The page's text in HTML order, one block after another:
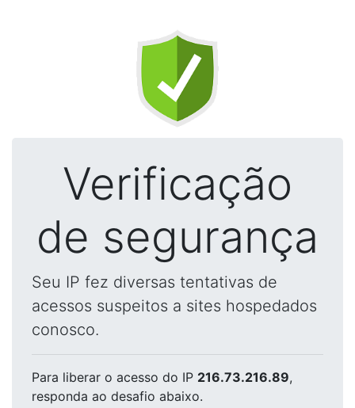
Verificação
de segurança
Seu IP fez diversas tentativas de
acessos suspeitos a sites hospedados
conosco.
Para liberar o acesso do IP 216.73.216.89,
responda ao desafio abaixo.